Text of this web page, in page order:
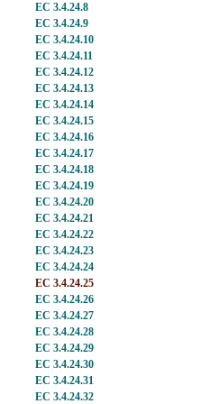
EC 3.4.24.8
EC 3.4.24.9
EC 3.4.24.10
EC 3.4.24.11
EC 3.4.24.12
EC 3.4.24.13
EC 3.4.24.14
EC 3.4.24.15
EC 3.4.24.16
EC 3.4.24.17
EC 3.4.24.18
EC 3.4.24.19
EC 3.4.24.20
EC 3.4.24.21
EC 3.4.24.22
EC 3.4.24.23
EC 3.4.24.24
EC 3.4.24.25
EC 3.4.24.26
EC 3.4.24.27
EC 3.4.24.28
EC 3.4.24.29
EC 3.4.24.30
EC 3.4.24.31
EC 3.4.24.32